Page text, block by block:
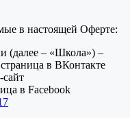
в настоящей Оферте:
(далее – «Школа») –
в ВКонтакте
сайт
в Facebook